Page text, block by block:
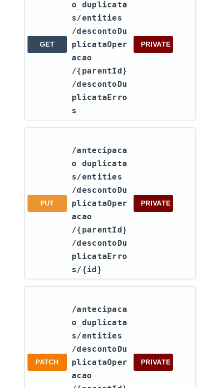
GET
o_duplicata
s​/entities​
/descontoDu
plicataOper
acao​
/{parentId}​
/descontoDu
plicataErro
s
PRIVATE
PUT
/antecipaca
o_duplicata
s​/entities​
/descontoDu
plicataOper
acao​
/{parentId}​
/descontoDu
plicataErro
s​/{id}
PRIVATE
PATCH
/antecipaca
o_duplicata
s​/entities​
/descontoDu
plicataOper
acao​
PRIVATE